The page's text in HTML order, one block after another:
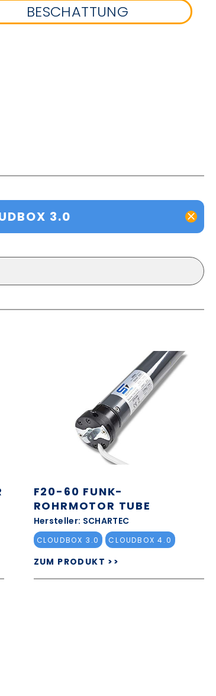
BESCHATTUNG
3.0
F20-60 FUNK-
ROHRMOTOR TUBE
Hersteller: SCHARTEC
CLOUDBOX 3.0 CLOUDBOX 4.0
ZUM PRODUKT >>